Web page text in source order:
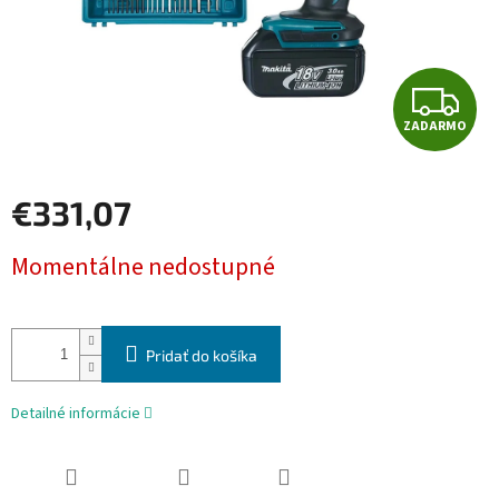
Z
A
ZADARMO
€331,07
cena:
Momentálne nedostupné
Pridať do košíka
Detailné informácie